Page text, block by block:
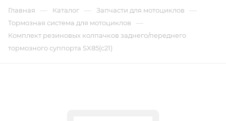
Главная — Каталог — Запчасти для мотоциклов —
Тормозная система для мотоциклов —
Комплект резиновых колпачков заднего/переднего
тормозного суппорта SX85(с21)